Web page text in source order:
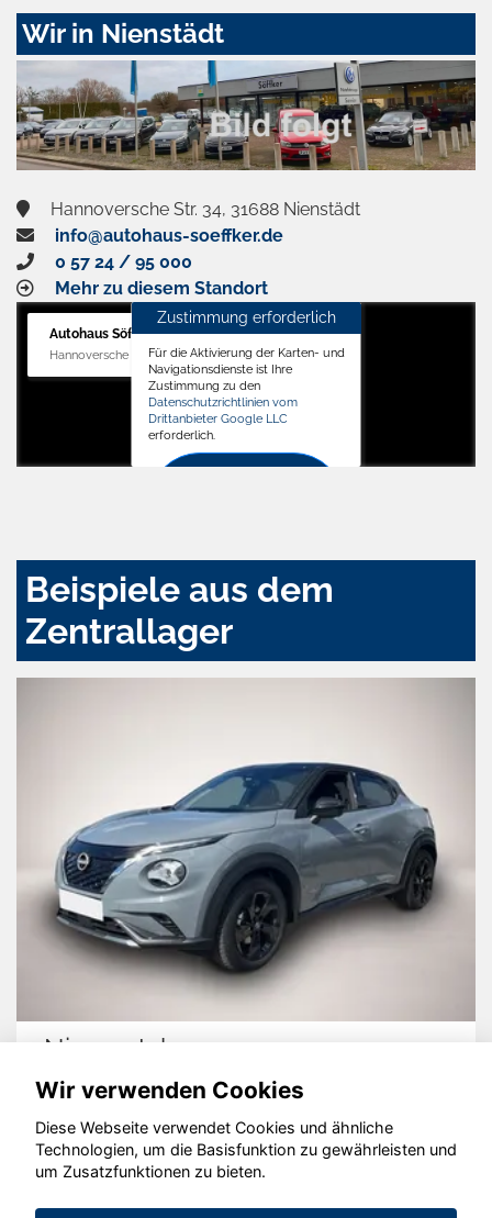
Zustimmen
aktivieren
Wir in Nienstädt
Hannoversche Str. 34, 31688 Nienstädt
info@autohaus-soeffker.de
0 57 24 / 95 000
Mehr zu diesem Standort
Autohaus Söffker GmbH
Hannoversche Str. 34, 31688 Nienstädt
Zustimmung erforderlich
Für die Aktivierung der Karten- und
Navigationsdienste ist Ihre
Zustimmung zu den
Datenschutzrichtlinien vom
Drittanbieter Google LLC
erforderlich.
Beispiele aus dem
Zentrallager
Nissan Juke
© konjunkturmotor.de GmbH 2020 - 2026
Wir verwenden Cookies
Diese Webseite verwendet Cookies und ähnliche
Technologien, um die Basisfunktion zu gewährleisten und
um Zusatzfunktionen zu bieten.